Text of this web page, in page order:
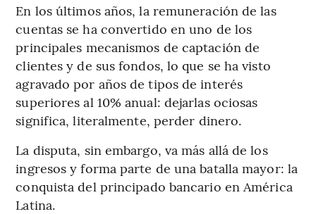
En los últimos años, la remuneración de las
cuentas se ha convertido en uno de los
principales mecanismos de captación de
clientes y de sus fondos, lo que se ha visto
agravado por años de tipos de interés
superiores al 10% anual: dejarlas ociosas
significa, literalmente, perder dinero.
La disputa, sin embargo, va más allá de los
ingresos y forma parte de una batalla mayor: la
conquista del principado bancario en América
Latina.